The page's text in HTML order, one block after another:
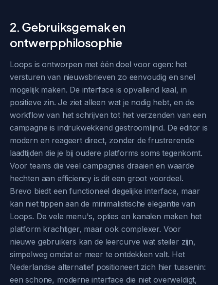
2. Gebruiksgemak en
ontwerpphilosophie
Loops is ontworpen met één doel voor ogen: het
versturen van nieuwsbrieven zo eenvoudig en snel
mogelijk maken. De interface is opvallend kaal, in
positieve zin. Je ziet alleen wat je nodig hebt, en de
workflow van het schrijven tot het verzenden van een
campagne is indrukwekkend gestroomlijnd. De editor is
modern en reageert direct, zonder de frustrerende
laadtijden die je bij oudere platforms soms tegenkomt.
Voor teams die veel campagnes draaien en waarde
hechten aan efficiency is dit een groot voordeel.
Brevo biedt een functioneel degelijke interface, maar
kan niet tippen aan de minimalistische elegantie van
Loops. De vele menu's, opties en kanalen maken het
platform krachtiger, maar ook complexer. Voor
nieuwe gebruikers kan de leercurve wat steiler zijn,
simpelweg omdat er meer te ontdekken valt. Het
Nederlandse alternatief positioneert zich hier tussenin:
een schone, moderne interface die niet overweldigt,